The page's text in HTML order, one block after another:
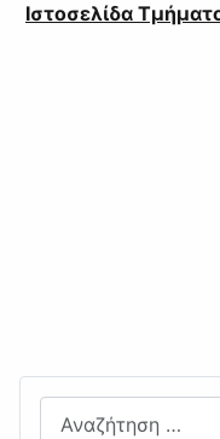
Ιστοσελίδα
Αναζήτηση